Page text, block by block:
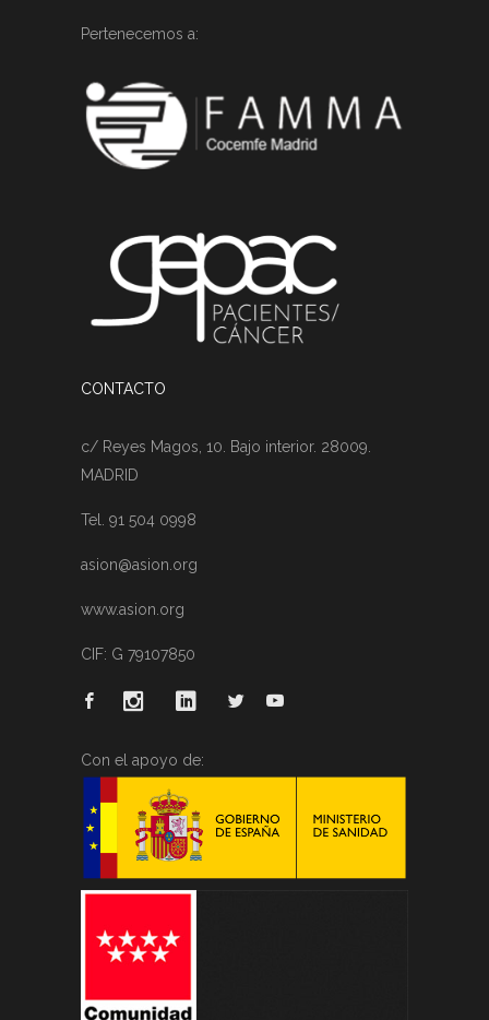
Pertenecemos a:
CONTACTO
c/ Reyes Magos, 10. Bajo interior. 28009.
MADRID
Tel. 91 504 0998
asion@asion.org
www.asion.org
CIF: G 79107850
Con el apoyo de: